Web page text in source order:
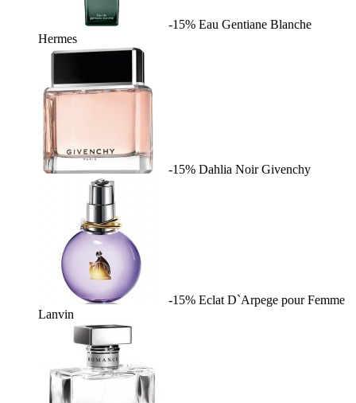
-15% Eau Gentiane Blanche
Hermes
-15% Dahlia Noir Givenchy
-15% Eclat D`Arpege pour Femme
Lanvin